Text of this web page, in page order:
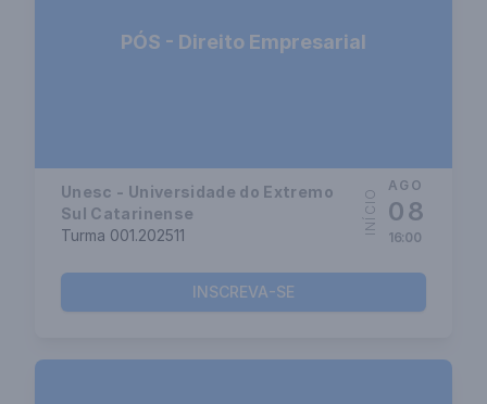
PÓS - Direito Empresarial
Unesc - Universidade do Extremo
Sul Catarinense
Turma 001.202511
INÍCIO
AGO
08
16:00
INSCREVA-SE